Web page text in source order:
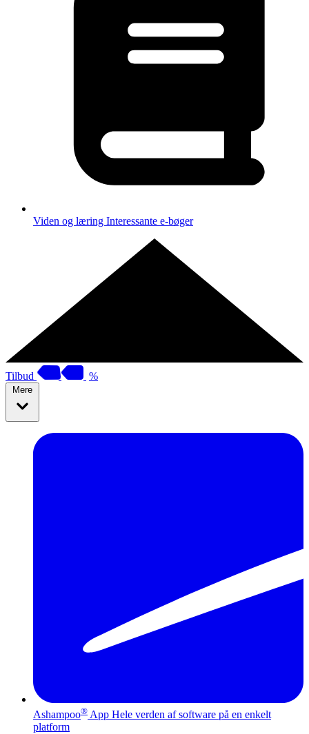
Viden og læring Interessante e-bøger
Tilbud %
Mere
Ashampoo® App Hele verden af software på en enkelt
platform